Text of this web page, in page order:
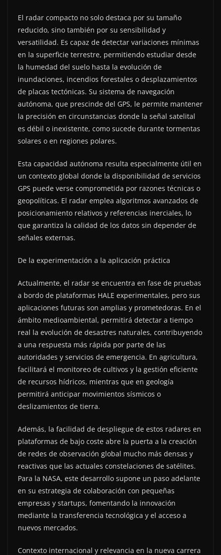
El radar compacto no solo destaca por su tamaño
reducido, sino también por su sensibilidad y
versatilidad. Es capaz de detectar variaciones mínimas
en la superficie terrestre, permitiendo estudiar desde
la humedad del suelo hasta la evolución de
inundaciones, incendios forestales o desplazamientos
de placas tectónicas. Su sistema de navegación
autónoma, que prescinde del GPS, le permite mantener
la precisión en circunstancias donde la señal satelital
es débil o inexistente, como sucede durante tormentas
solares o en regiones polares.
Esta capacidad autónoma resulta especialmente útil en
un contexto global donde la disponibilidad de servicios
GPS puede verse comprometida por razones técnicas o
geopolíticas. El radar emplea algoritmos avanzados de
posicionamiento relativos y referencias inerciales, lo
que garantiza la calidad de los datos sin depender de
señales externas.
De la experimentación a la aplicación práctica
Actualmente, el radar se encuentra en fase de pruebas
a bordo de plataformas HALE experimentales, pero sus
aplicaciones futuras son amplias y prometedoras. En el
ámbito medioambiental, permitirá detectar a tiempo
real la evolución de desastres naturales, contribuyendo
a una respuesta más rápida por parte de las
autoridades y servicios de emergencia. En agricultura,
facilitará el monitoreo de cultivos y la gestión eficiente
de recursos hídricos, mientras que en geología
permitirá anticipar movimientos sísmicos o
deslizamientos de tierra.
Además, la facilidad de despliegue de estos radares en
plataformas de bajo coste abre la puerta a la creación
de redes de observación global mucho más densas y
reactivas que las actuales constelaciones de satélites.
Para la NASA, este desarrollo supone un paso adelante
en su estrategia de colaboración con pequeñas
empresas y startups, fomentando la innovación
mediante la transferencia tecnológica y el acceso a
nuevos mercados.
Contexto internacional y relevancia en la nueva carrera